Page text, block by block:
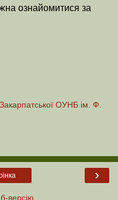
ознайомитися за
ОУНБ ім. Ф.
›
версію